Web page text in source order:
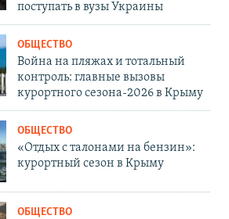
поступать в вузы Украины
ОБЩЕСТВО
Война на пляжах и тотальный
контроль: главные вызовы
курортного сезона-2026 в Крыму
ОБЩЕСТВО
«Отдых с талонами на бензин»:
курортный сезон в Крыму
ОБЩЕСТВО